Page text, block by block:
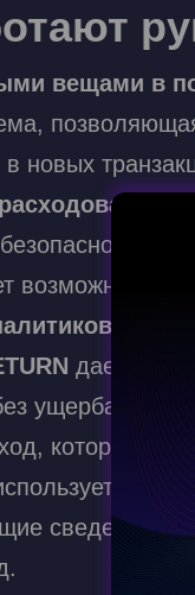
вещами в
новых
возможность
дает
ущерба для
который
сведения